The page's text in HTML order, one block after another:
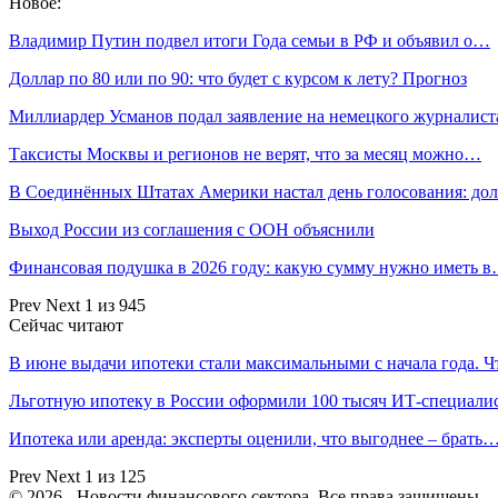
Владимир Путин подвел итоги Года семьи в РФ и объявил о…
Доллар по 80 или по 90: что будет с курсом к лету? Прогноз
Миллиардер Усманов подал заявление на немецкого
Таксисты Москвы и регионов не верят, что за месяц можно…
В Соединённых Штатах Америки настал день голосования:
Выход России из соглашения с ООН объяснили
Финансовая подушка в 2026 году: какую сумму нужно иметь
Prev Next 1 из 945
Сейчас читают
В июне выдачи ипотеки стали максимальными с начала года.
Льготную ипотеку в России оформили 100 тысяч ИТ-
Ипотека или аренда: эксперты оценили, что выгоднее – брать…
Prev Next 1 из 125